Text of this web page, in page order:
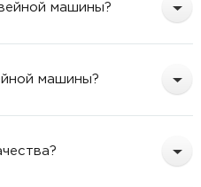
машины?
машины?